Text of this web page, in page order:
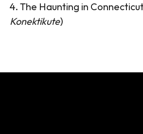
4. The Haunting in
Konektikute)